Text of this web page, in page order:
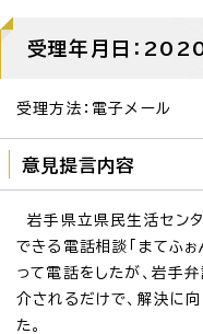
受理年月日：
受理方法：電子メール
意見提言内容
岩手県立県民生活セン
できる電話相談「まてふ
って電話をしたが、岩手
介されるだけで、解決に
た。